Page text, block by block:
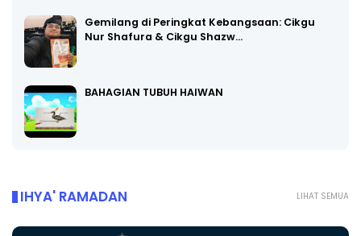
Gemilang di Peringkat Kebangsaan: Cikgu
Nur Shafura & Cikgu Shazw…
BAHAGIAN TUBUH HAIWAN
LIHAT SEMUA
IHYA' RAMADAN